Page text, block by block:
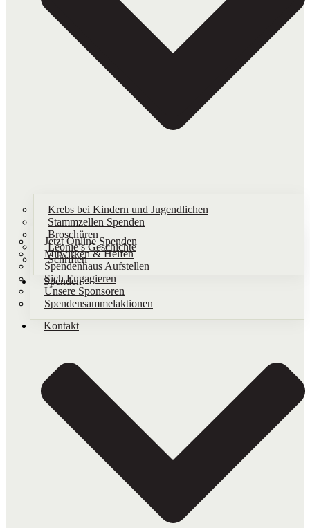
Jetzt Online Spenden
Mitwirken & Helfen
Spendenhaus Aufstellen
Sich Engagieren
Unsere Sponsoren
Spendensammelaktionen
Kontakt
Krebs bei Kindern und Jugendlichen
Stammzellen Spenden
Broschüren
Leonie’s Geschichte
Schriften​
Spenden